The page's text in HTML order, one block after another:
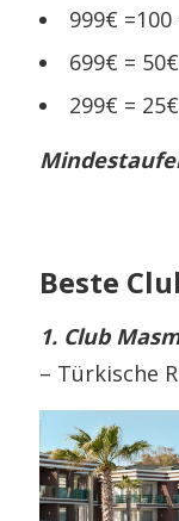
999€ =100
699€ = 50€
299€ = 25€
Beste
1. Club
– Türkische